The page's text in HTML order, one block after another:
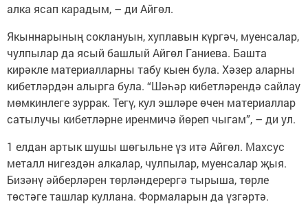
алка ясап карадым, – ди Айгөл.
Якыннарының соклануын, хуплавын күргәч, муенсалар,
чулпылар да ясый башлый Айгөл Ганиева. Башта
кирәкле материалларны табу кыен була. Хәзер аларны
кибетләрдән алырга була. “Шәһәр кибетләрендә сайлау
мөмкинлеге зуррак. Тегү, кул эшләре өчен материаллар
сатылучы кибетләрне иренмичә йөреп чыгам”, – ди ул.
1 елдан артык шушы шөгыльне үз итә Айгөл. Махсус
металл нигездән алкалар, чулпылар, муенсалар җыя.
Бизәнү әйберләрен төрләндерергә тырыша, төрле
төстәге ташлар куллана. Формаларын да үзгәртә.